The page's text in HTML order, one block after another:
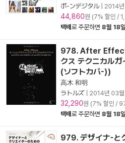
ボ-ンデジタル| 2014
44,860원 (7% 할인 /
택배로 주문하면 8월 18
978. After
クス テクニカル
(ソフトカバ-))
高木 和明
ラトルズ
2014년 03월
32,290원 (7% 할인 /
택배로 주문하면 8월 18
979. デザイナ-と